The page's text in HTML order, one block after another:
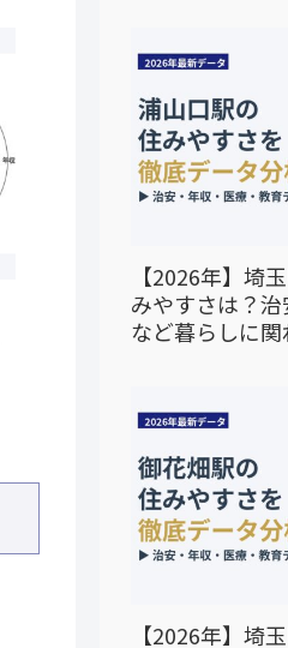
【2026年】埼
みやすさは？
など暮らしに
【2026年】埼